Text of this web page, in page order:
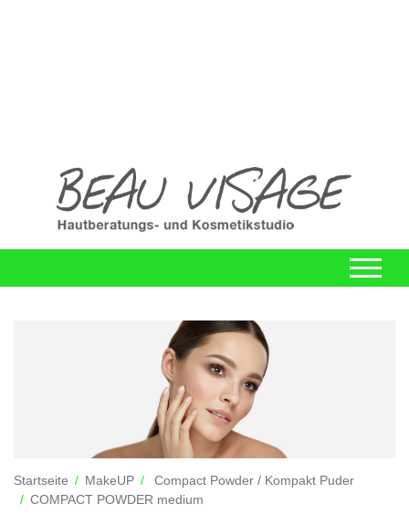
Startseite MakeUP
Compact Powder / Kompakt Puder
COMPACT POWDER medium